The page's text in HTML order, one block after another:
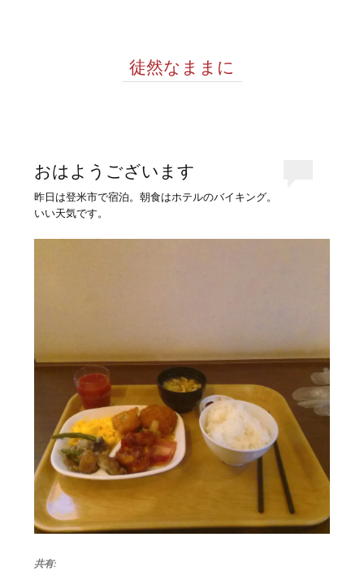
徒然なままに
おはようございます
昨日は登米市で宿泊。朝食はホテルのバイキング。
いい天気です。
共有: